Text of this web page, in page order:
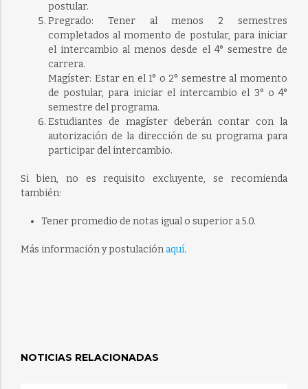
postular.
Pregrado: Tener al menos 2 semestres
completados al momento de postular, para iniciar
el intercambio al menos desde el 4° semestre de
carrera.
Magíster: Estar en el 1° o 2° semestre al momento
de postular, para iniciar el intercambio el 3° o 4°
semestre del programa.
Estudiantes de magíster deberán contar con la
autorización de la dirección de su programa para
participar del intercambio.
Si bien, no es requisito excluyente, se recomienda
también:
Tener promedio de notas igual o superior a 5.0.
Más información y postulaciónaquí.
NOTICIAS RELACIONADAS